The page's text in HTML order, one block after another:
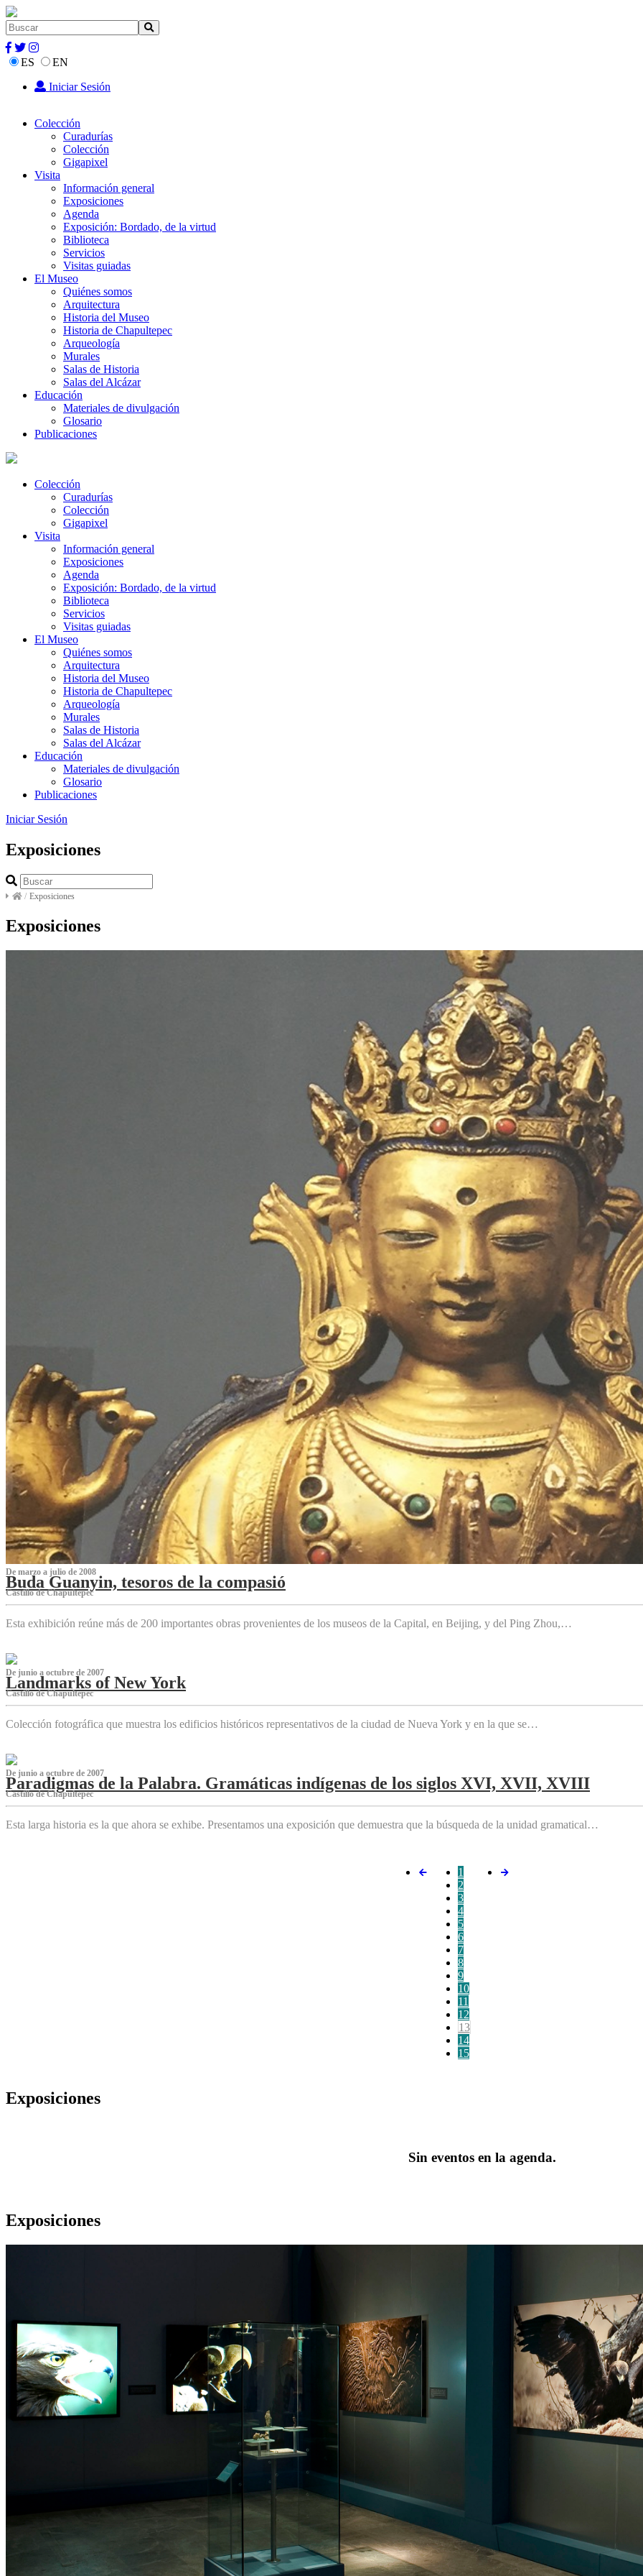
ES
EN
Iniciar Sesión
Colección
Curadurías
Colección
Gigapixel
Visita
Información general
Exposiciones
Agenda
Exposición: Bordado, de la virtud
Biblioteca
Servicios
Visitas guiadas
El Museo
Quiénes somos
Arquitectura
Historia del Museo
Historia de Chapultepec
Arqueología
Murales
Salas de Historia
Salas del Alcázar
Educación
Materiales de divulgación
Glosario
Publicaciones
Colección
Curadurías
Colección
Gigapixel
Visita
Información general
Exposiciones
Agenda
Exposición: Bordado, de la virtud
Biblioteca
Servicios
Visitas guiadas
El Museo
Quiénes somos
Arquitectura
Historia del Museo
Historia de Chapultepec
Arqueología
Murales
Salas de Historia
Salas del Alcázar
Educación
Materiales de divulgación
Glosario
Publicaciones
Iniciar Sesión
Exposiciones
/ Exposiciones
Exposiciones
De marzo a julio de 2008
Buda Guanyin, tesoros de la compasió
Castillo de Chapultepec
Esta exhibición reúne más de 200 importantes obras provenientes de los museos de la Capital, en Beijing, y del Ping Zhou,…
De junio a octubre de 2007
Landmarks of New York
Castillo de Chapultepec
Colección fotográfica que muestra los edificios históricos representativos de la ciudad de Nueva York y en la que se…
De junio a octubre de 2007
Paradigmas de la Palabra. Gramáticas indígenas de los siglos XVI, XVII, XVIII
Castillo de Chapultepec
Esta larga historia es la que ahora se exhibe. Presentamos una exposición que demuestra que la búsqueda de la unidad gramatical…
1
2
3
4
5
6
7
8
9
10
11
12
13
14
15
Exposiciones
Sin eventos en la agenda.
Exposiciones